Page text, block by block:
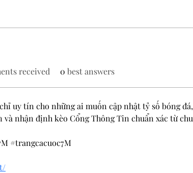
received 0 best answers
uy tín cho những ai muốn cập nhật tỷ số bóng đá,
nhận định kèo Cổng Thông Tin chuẩn xác từ
#trangcacuoc7M